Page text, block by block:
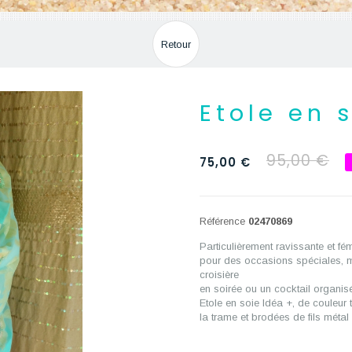
Retour
Etole en
75,00 € 95,00 €
Référence 02470869
Particulièrement ravissante et
pour des occasions spéciales,
croisière
en soirée ou un cocktail
Etole en soie Idéa +, de
la trame et brodées de fils métal